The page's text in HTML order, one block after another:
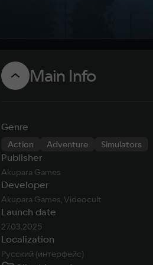
Main Info
Genre
Action Adventure Simulators
Publisher
Akupara Games
Developer
Akupara Games, Videocult
Launch date
27.03.2025
Localization
Русский (интерфейс)